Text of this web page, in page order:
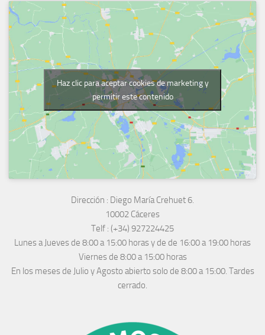
Haz clic para aceptar cookies de marketing y
permitir este contenido
Dirección : Diego María Crehuet 6.
10002 Cáceres
Telf : (+34) 927224425
Lunes a Jueves de 8:00 a 15:00 horas y de de 16:00 a 19:00 horas
Viernes de 8:00 a 15:00 horas
En los meses de Julio y Agosto abierto solo de 8:00 a 15:00. Tardes
cerrado.